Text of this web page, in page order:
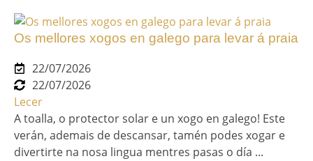
Os mellores xogos en galego para levar á praia
22/07/2026
22/07/2026
Lecer
A toalla, o protector solar e un xogo en galego! Este
verán, ademais de descansar, tamén podes xogar e
divertirte na nosa lingua mentres pasas o día ...